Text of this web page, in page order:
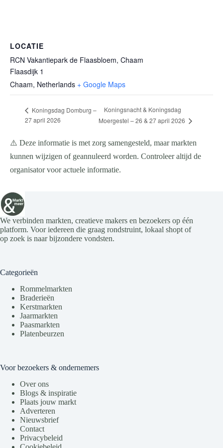
LOCATIE
RCN Vakantiepark de Flaasbloem, Chaam
Flaasdijk 1
Chaam, Netherlands + Google Maps
Koningsdag Domburg –
27 april 2026
Koningsnacht & Koningsdag
Moergestel – 26 & 27 april 2026
⚠️ Deze informatie is met zorg samengesteld, maar markten
kunnen wijzigen of geannuleerd worden. Controleer altijd de
organisator voor actuele informatie.
We verbinden markten, creatieve makers en bezoekers op één
platform. Voor iedereen die graag rondstruint, lokaal shopt of
op zoek is naar bijzondere vondsten.
Categorieën
Rommelmarkten
Braderieën
Kerstmarkten
Jaarmarkten
Paasmarkten
Platenbeurzen
Voor bezoekers & ondernemers
Over ons
Blogs & inspiratie
Plaats jouw markt
Adverteren
Nieuwsbrief
Contact
Privacybeleid